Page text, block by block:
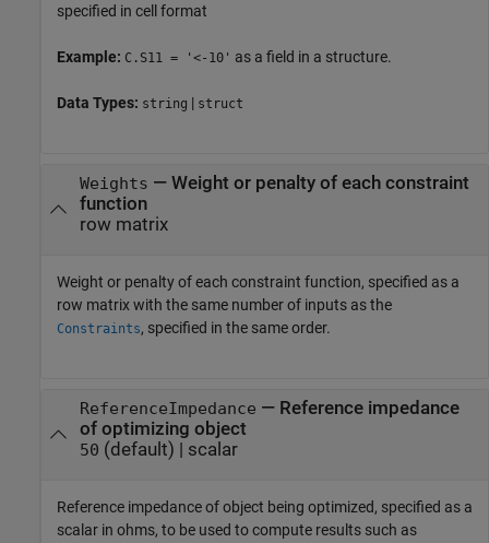
specified in cell format
Example: C.S11 = '<-10' as a field in a structure.
Data Types: string | struct
Weights — Weight or penalty of each constraint
function
row matrix
Weight or penalty of each constraint function, specified as a
row matrix with the same number of inputs as the
Constraints, specified in the same order.
ReferenceImpedance — Reference impedance
of optimizing object
50 (default) | scalar
Reference impedance of object being optimized, specified as a
scalar in ohms, to be used to compute results such as